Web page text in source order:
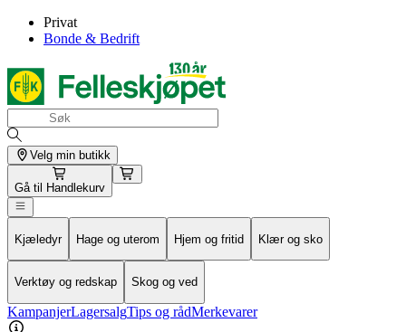
Privat
Bonde & Bedrift
Velg min butikk
Gå til Handlekurv
Kjæledyr Hage og uterom Hjem og fritid Klær og sko
Verktøy og redskap Skog og ved
KampanjerLagersalgTips og rådMerkevarer